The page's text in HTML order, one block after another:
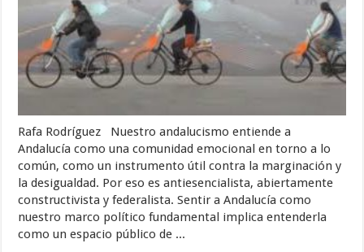
Rafa Rodríguez Nuestro andalucismo entiende a
Andalucía como una comunidad emocional en torno a lo
común, como un instrumento útil contra la marginación y
la desigualdad. Por eso es antiesencialista, abiertamente
constructivista y federalista. Sentir a Andalucía como
nuestro marco político fundamental implica entenderla
como un espacio público de ...